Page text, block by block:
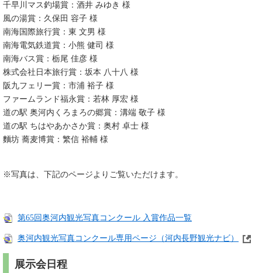
千早川マス釣場賞：酒井 みゆき 様
風の湯賞：久保田 容子 様
南海国際旅行賞：東 文男 様
南海電気鉄道賞：小熊 健司 様
南海バス賞：栃尾 佳彦 様
株式会社日本旅行賞：坂本 八十八 様
​阪九フェリー賞：市浦 裕子 様
ファームランド福永賞：若林 厚宏 様
道の駅 奥河内くろまろの郷賞：溝端 敬子 様
道の駅 ちはやあかさか賞：奥村 卓士 様
麵坊 蕎麦博賞：繁信 裕輔 様
※写真は、下記のページよりご覧いただけます。
第65回奥河内観光写真コンクール 入賞作品一覧
奥河内観光写真コンクール専用ページ（河内長野観光ナビ）
展示会日程